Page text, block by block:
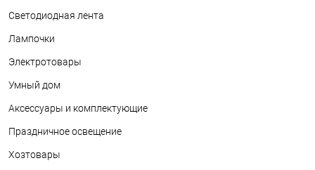
Светодиодная лента
Лампочки
Электротовары
Умный дом
Аксессуары и комплектующие
Праздничное освещение
Хозтовары